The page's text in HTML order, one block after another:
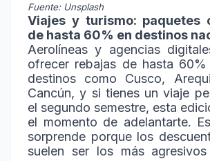
Fuente: Unsplash
Viajes y turismo: paquetes
de hasta 60% en destinos
Aerolíneas y agencias
ofrecer rebajas de hasta
destinos como Cusco,
Cancún, y si tienes un viaje
el segundo semestre, esta
el momento de adelantarte.
sorprende porque los
suelen ser los más